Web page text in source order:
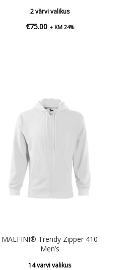
2 värvi valikus
€75.00 + KM 24%
MALFINI® Trendy Zipper 410
Men’s
14 värvi valikus